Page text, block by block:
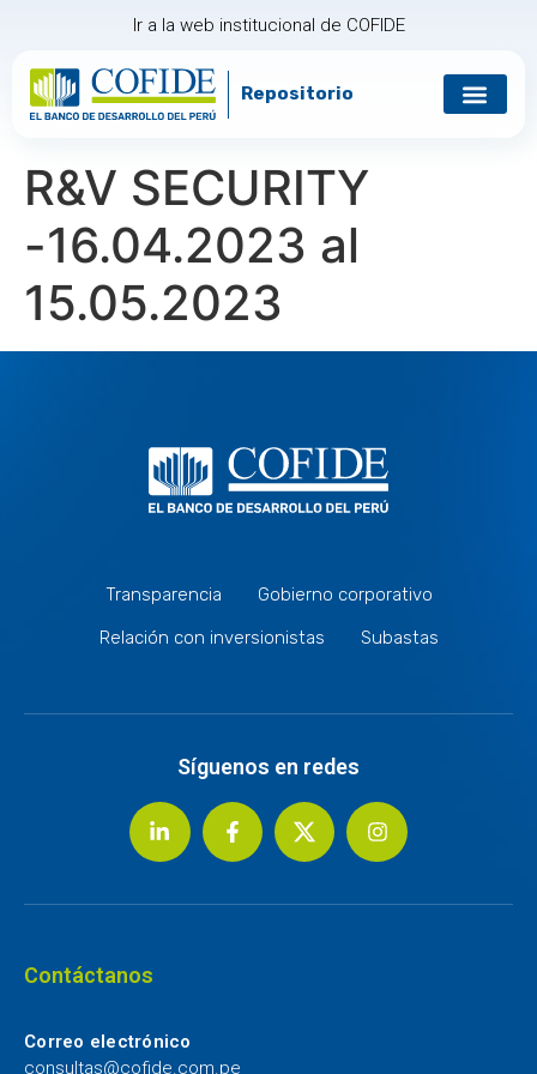
Ir a la web institucional de COFIDE
Repositorio
R&V SECURITY
-16.04.2023 al
15.05.2023
Transparencia
Gobierno corporativo
Relación con inversionistas
Subastas
Síguenos en redes
Contáctanos
Correo electrónico
consultas@cofide.com.pe